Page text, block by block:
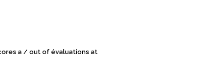
a / out of évaluations at